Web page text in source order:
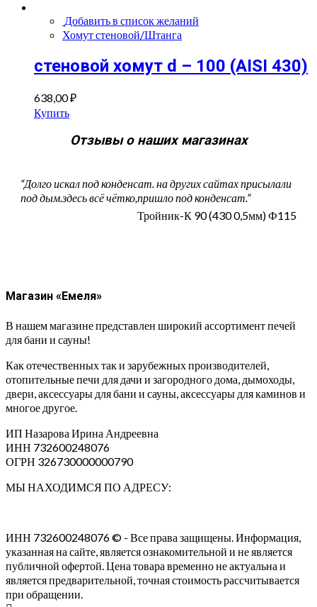
Добавить в список желаний
Хомут стеновой/Штанга
стеновой хомут d – 100 (AISI 430)
638,00₽
Купить
Отзывы о наших магазинах
“Долго искал под конденсат. на других сайтах присылали
под дым.здесь всё чётко,пришло под конденсат.”
Тройник-К 90 (430 0,5мм) Ф115
Магазин «Емеля»
В нашем магазине представлен широкий ассортимент печей
для бани и сауны!
Как отечественных так и зарубежных производителей,
отопительные печи для дачи и загородного дома, дымоходы,
двери, аксессуары для бани и сауны, аксессуары для каминов и
многое другое.
ИП Назарова Ирина Андреевна⁠
ИНН 732600248076
ОГРН 326730000000790
МЫ НАХОДИМСЯ ПО АДРЕСУ:
ИНН 732600248076 © - Все права защищены. Информация,
указанная на сайте, является ознакомительной и не является
публичной офертой. Цена товара временно не актуальна и
является предварительной, точная стоимость рассчитывается
при обращении.